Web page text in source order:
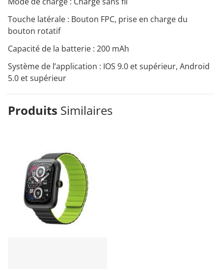
Touche latérale : Bouton FPC, prise en charge du
bouton rotatif
Capacité de la batterie : 200 mAh
Système de l’application : IOS 9.0 et supérieur, Android
5.0 et supérieur
Produits Similaires